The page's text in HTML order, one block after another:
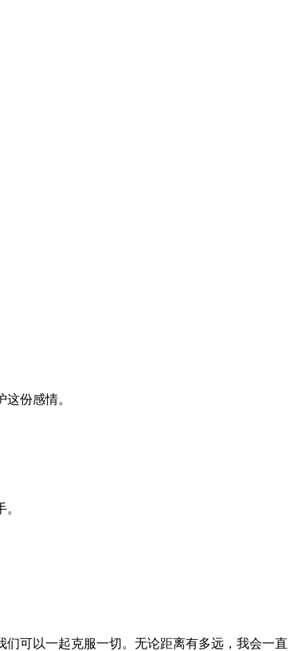
份感情。
可以一起克服一切。无论距离有多远，我会一直